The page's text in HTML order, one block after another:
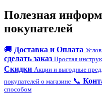
Полезная
покупателей
🚚 Доставка и Оплата
сделать заказ Простая
Скидки Акции и выгодные
покупателей о магазине 📞
способом